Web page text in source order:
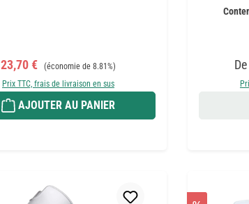
Prix de vente :
23,70 € Prix régulier :
(économie de 8.81%)
Prix TTC, frais de livraison en sus
AJOUTER AU PANIER
De